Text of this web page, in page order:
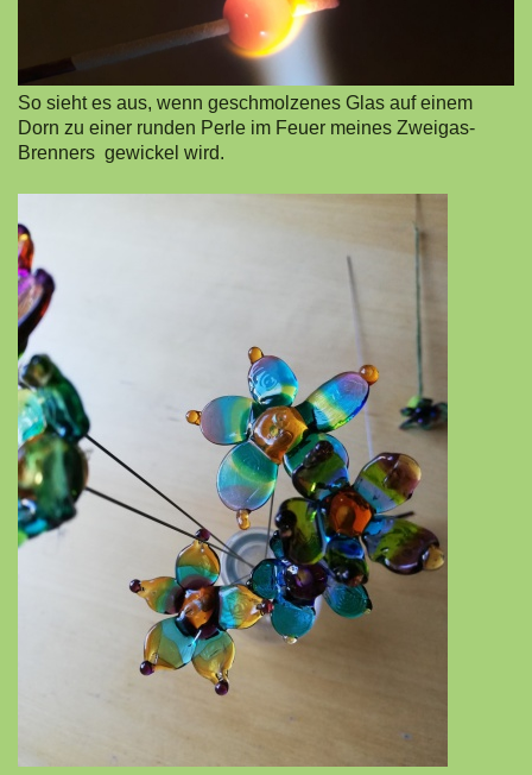
So sieht es aus, wenn geschmolzenes Glas auf einem
Dorn zu einer runden Perle im Feuer meines Zweigas-
Brenners gewickel wird.